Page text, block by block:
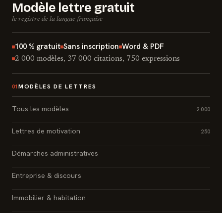
Modèle lettre gratuit
le registre de la langue française
100 % gratuit Sans inscription Word & PDF
2 000 modèles, 37 000 citations, 750 expressions
01 MODÈLES DE LETTRES
Tous les modèles 2 000
Lettres de motivation 250
Démarches administratives
Entreprise & discours
Immobilier & habitation